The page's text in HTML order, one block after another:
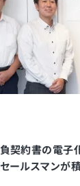
契約書の電
ールスマンが